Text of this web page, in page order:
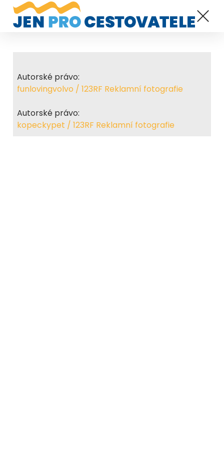
Autorské právo:
funlovingvolvo / 123RF Reklamní fotografie
Autorské právo:
kopeckypet / 123RF Reklamní fotografie